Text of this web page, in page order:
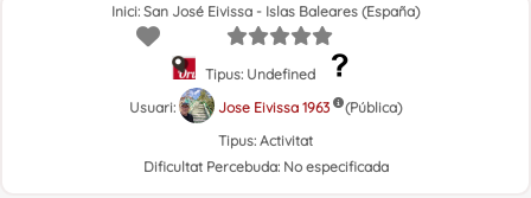
Inici: San José Eivissa - Islas Baleares (España)
Tipus: Undefined
Usuari:
Jose Eivissa 1963
(Pública)
Tipus: Activitat
Dificultat Percebuda: No especificada